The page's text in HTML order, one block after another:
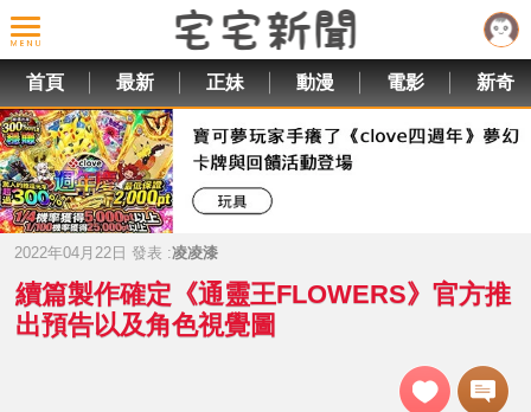
首頁 最新 正妹 動漫 電影 新奇
2022年04月22日 發表 :凌凌漆
續篇製作確定《通靈王FLOWERS》官方推
出預告以及角色視覺圖